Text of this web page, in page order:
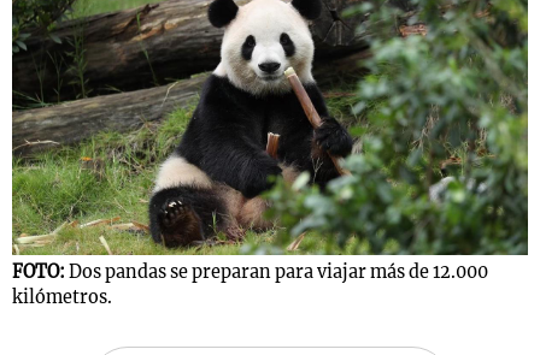
FOTO: Dos pandas se preparan para viajar más de 12.000
kilómetros.